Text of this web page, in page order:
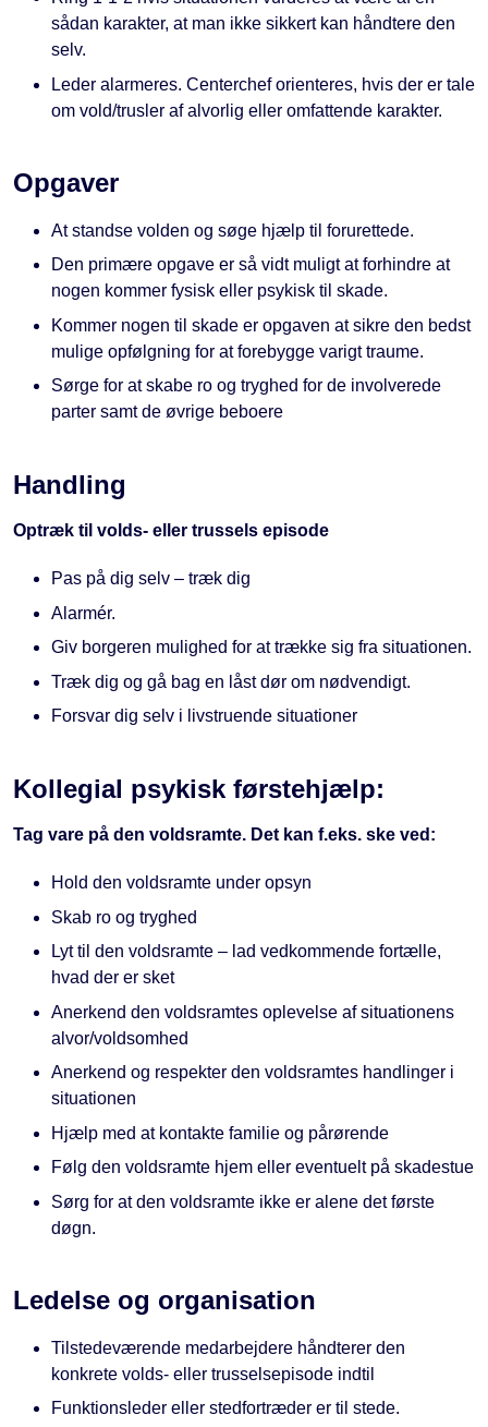
sådan karakter, at man ikke sikkert kan håndtere den
selv.
Leder alarmeres. Centerchef orienteres, hvis der er tale
om vold/trusler af alvorlig eller omfattende karakter.
Opgaver
At standse volden og søge hjælp til forurettede.
Den primære opgave er så vidt muligt at forhindre at
nogen kommer fysisk eller psykisk til skade.
Kommer nogen til skade er opgaven at sikre den bedst
mulige opfølgning for at forebygge varigt traume.
Sørge for at skabe ro og tryghed for de involverede
parter samt de øvrige beboere
Handling
Optræk til volds- eller trussels episode
Pas på dig selv – træk dig
Alarmér.
Giv borgeren mulighed for at trække sig fra situationen.
Træk dig og gå bag en låst dør om nødvendigt.
Forsvar dig selv i livstruende situationer
Kollegial psykisk førstehjælp:
Tag vare på den voldsramte. Det kan f.eks. ske ved:
Hold den voldsramte under opsyn
Skab ro og tryghed
Lyt til den voldsramte – lad vedkommende fortælle,
hvad der er sket
Anerkend den voldsramtes oplevelse af situationens
alvor/voldsomhed
Anerkend og respekter den voldsramtes handlinger i
situationen
Hjælp med at kontakte familie og pårørende
Følg den voldsramte hjem eller eventuelt på skadestue
Sørg for at den voldsramte ikke er alene det første
døgn.
Ledelse og organisation
Tilstedeværende medarbejdere håndterer den
konkrete volds- eller trusselsepisode indtil
Funktionsleder eller stedfortræder er til stede.